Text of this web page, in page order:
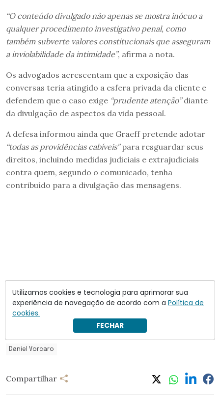
“O conteúdo divulgado não apenas se mostra inócuo a
qualquer procedimento investigativo penal, como
também subverte valores constitucionais que asseguram
a inviolabilidade da intimidade”, afirma a nota.
Os advogados acrescentam que a exposição das
conversas teria atingido a esfera privada da cliente e
defendem que o caso exige “prudente atenção”diante
da divulgação de aspectos da vida pessoal.
A defesa informou ainda que Graeff pretende adotar
“todas as providências cabíveis”para resguardar seus
direitos, incluindo medidas judiciais e extrajudiciais
contra quem, segundo o comunicado, tenha
contribuído para a divulgação das mensagens.
Daniel Vorcaro
Compartilhar
Utilizamos cookies e tecnologia para aprimorar sua
experiência de navegação de acordo com a Política de
cookies.
FECHAR